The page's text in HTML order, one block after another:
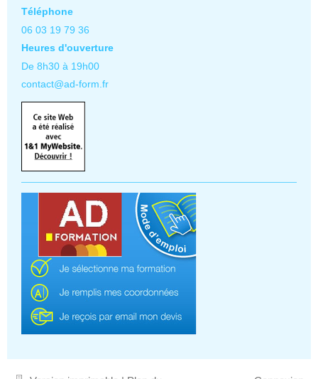
Téléphone
06 03 19 79 36
Heures d'ouverture
De 8h30 à 19h00
contact@ad-form.fr